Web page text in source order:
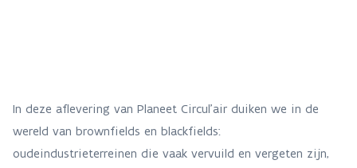
In deze aflevering van Planeet Circul'air duiken we in de
wereld van brownfields en blackfields:
oudeindustrieterreinen die vaak vervuild en vergeten zijn,